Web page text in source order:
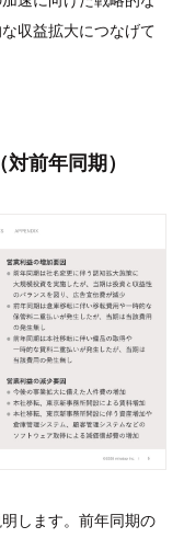
収益拡大につなげて
前年同期）
します。前年同期の